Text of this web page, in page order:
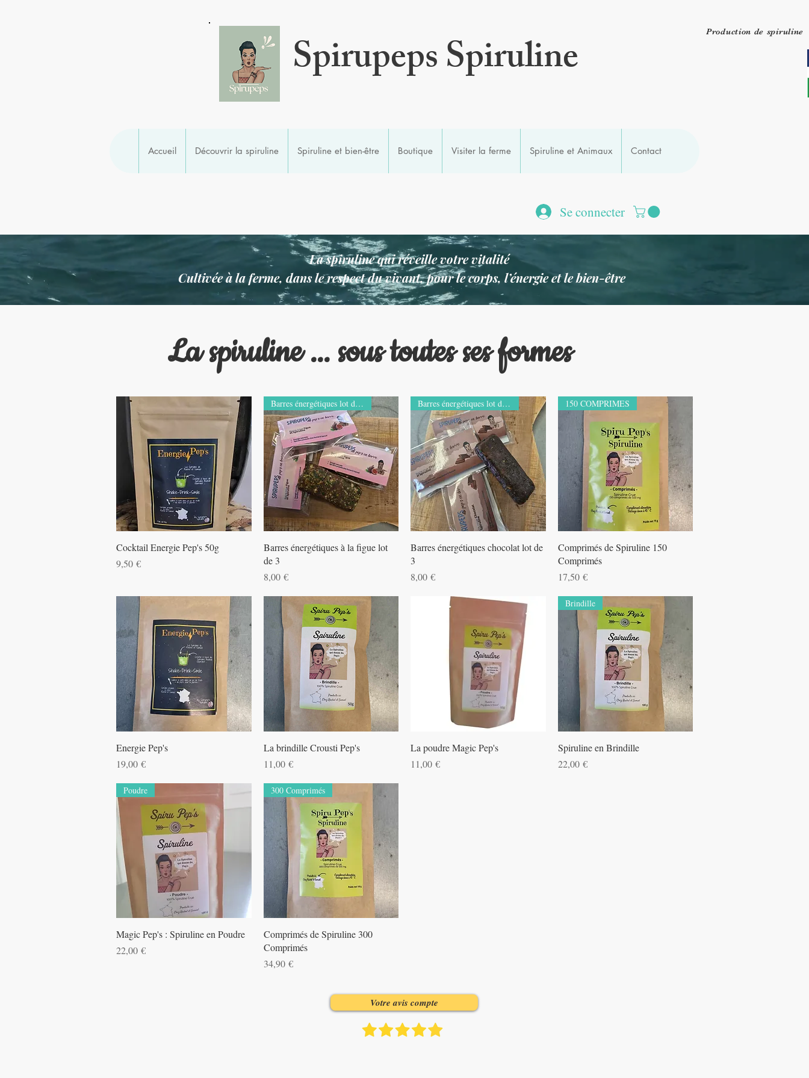
Spirupeps Spiruline Production de spiruline
Accueil Découvrir la spiruline Spiruline et bien-être Boutique Visiter la ferme Spiruline et Animaux Contact
Se connecter
La spiruline qui réveille votre vitalité
Cultivée à la ferme, dans le respect du vivant, pour le corps, l’énergie et le bien-être
La spiruline ... sous toutes ses formes
Aperçu rapide
Cocktail Energie Pep's 50g
Prix
9,50 €
Aperçu rapide
Barres énergétiques lot de 3
Barres énergétiques à la figue lot
de 3
Prix
8,00 €
Aperçu rapide
Barres énergétiques lot de 3
Barres énergétiques chocolat lot de
3
Prix
8,00 €
Aperçu rapide
150 COMPRIMES
Comprimés de Spiruline 150
Comprimés
Prix
17,50 €
Aperçu rapide
Energie Pep's
Prix
19,00 €
Aperçu rapide
La brindille Crousti Pep's
Prix
11,00 €
Aperçu rapide
La poudre Magic Pep's
Prix
11,00 €
Aperçu rapide
Brindille
Spiruline en Brindille
Prix
22,00 €
Aperçu rapide
Poudre
Magic Pep's : Spiruline en Poudre
Prix
22,00 €
Aperçu rapide
300 Comprimés
Comprimés de Spiruline 300
Comprimés
Prix
34,90 €
Votre avis compte